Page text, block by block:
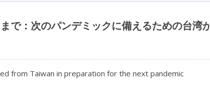
で：次のパンデミックに備えるための台
from Taiwan in preparation for the next pandemic